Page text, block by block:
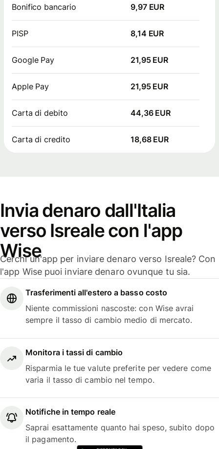
Bonifico bancario 9,97 EUR
PISP 8,14 EUR
Google Pay 21,95 EUR
Apple Pay 21,95 EUR
Carta di debito 44,36 EUR
Carta di credito 18,68 EUR
Invia denaro dall'Italia
verso Isreale con l'app
Wise
Cerchi un'app per inviare denaro verso Isreale? Con
l'app Wise puoi inviare denaro ovunque tu sia.
Trasferimenti all'estero a basso costo
Niente commissioni nascoste: con Wise avrai
sempre il tasso di cambio medio di mercato.
Monitora i tassi di cambio
Risparmia le tue valute preferite per vedere come
varia il tasso di cambio nel tempo.
Notifiche in tempo reale
Saprai esattamente quanto hai speso, subito dopo
il pagamento.